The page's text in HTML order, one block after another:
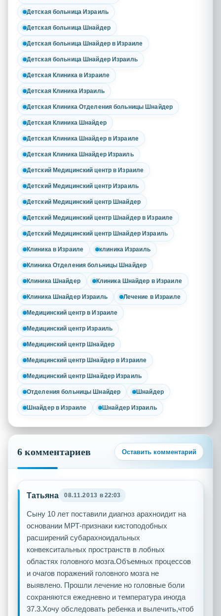
Детская больница Израиль
Детская больница Шнайдер
Детская больница Шнайдер в Израиле
Детская больница Шнайдер Израиль
Детская Клиника в Израиле
Детская Клиника Израиль
Детская Клиника Отделения больницы Шнайдер
Детская Клиника Шнайдер
Детская Клиника Шнайдер в Израиле
Детская Клиника Шнайдер Израиль
Детский Медицинский центр в Израиле
Детский Медицинский центр Израиль
Детский Медицинский центр Шнайдер
Детский Медицинский центр Шнайдер в Израиле
Детский Медицинский центр Шнайдер Израиль
Клиника в Израиле клиника Израиль
Клиника Отделения больницы Шнайдер
Клиника Шнайдер Клиника Шнайдер в Израиле
Клиника Шнайдер Израиль Лечение в Израиле
Медицинский центр в Израиле
Медицинский центр Израиль
Медицинский центр Шнайдер
Медицинский центр Шнайдер в Израиле
Медицинский центр Шнайдер Израиль
Отделения больницы Шнайдер Шнайдер
Шнайдер в Израиле Шнайдер Израиль
6 комментариев Оставить комментарий
Татьяна 08.11.2013 в 22:03
Сыну 10 лет поставили диагноз арахноидит на
основании МРТ-признаки кистоподобных
расширений субарахноидальных
конвекситальных пространств в лобных
областях головного мозга.Объемных процессов
и очагов поражений головного мозга не
выявлено. Прошли лечение но головные боли
сохраняются ежедневно и температура иногда
37.3.Хочу обследовать ребенка и вылечить,чтоб